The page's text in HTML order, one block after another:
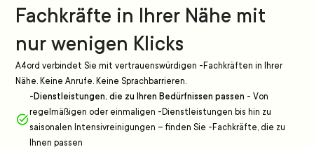
Fachkräfte in Ihrer Nähe mit
nur wenigen Klicks
A4ord verbindet Sie mit vertrauenswürdigen -Fachkräften in Ihrer
Nähe. Keine Anrufe. Keine Sprachbarrieren.
-Dienstleistungen, die zu Ihren Bedürfnissen passen - Von
regelmäßigen oder einmaligen -Dienstleistungen bis hin zu
saisonalen Intensivreinigungen – finden Sie -Fachkräfte, die zu
Ihnen passen